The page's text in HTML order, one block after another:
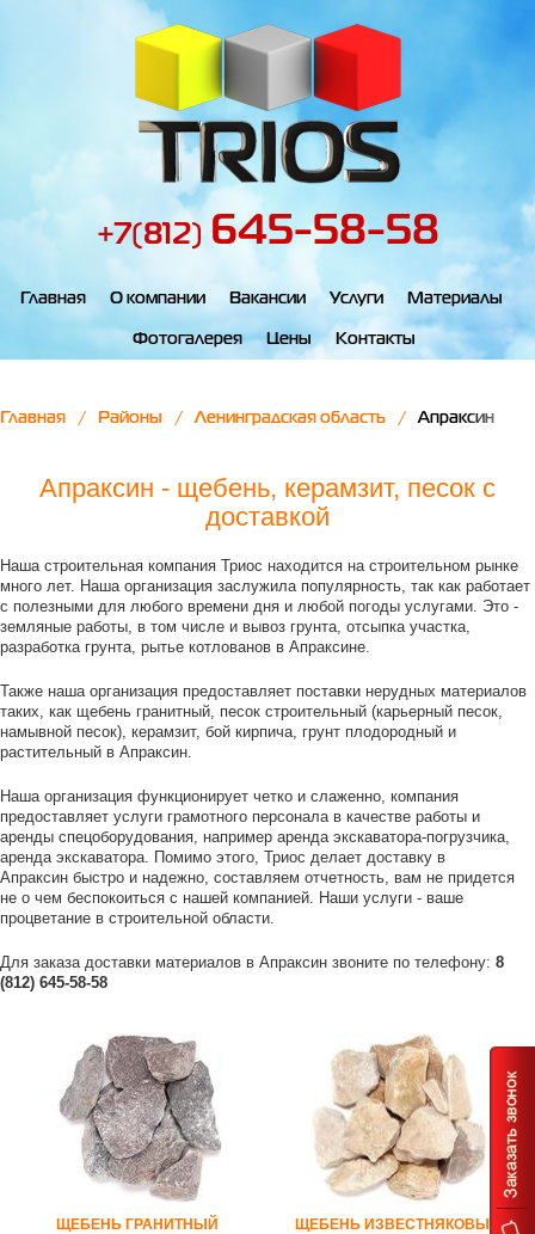
+7(812) 645-58-58
Главная О компании Вакансии Услуги Материалы
Фотогалерея Цены Контакты
Главная Районы Ленинградская область Апраксин
Апраксин - щебень, керамзит, песок с
доставкой
Наша строительная компания Триос находится на строительном рынке
много лет. Наша организация заслужила популярность, так как работает
с полезными для любого времени дня и любой погоды услугами. Это -
земляные работы, в том числе и вывоз грунта, отсыпка участка,
разработка грунта, рытье котлованов в Апраксине.
Также наша организация предоставляет поставки нерудных материалов
таких, как щебень гранитный, песок строительный (карьерный песок,
намывной песок), керамзит, бой кирпича, грунт плодородный и
растительный в Апраксин.
Наша организация функционирует четко и слаженно, компания
предоставляет услуги грамотного персонала в качестве работы и
аренды спецоборудования, например аренда экскаватора-погрузчика,
аренда экскаватора. Помимо этого, Триос делает доставку в
Апраксин быстро и надежно, составляем отчетность, вам не придется
не о чем беспокоиться с нашей компанией. Наши услуги - ваше
процветание в строительной области.
Для заказа доставки материалов в Апраксин звоните по телефону: 8
(812) 645-58-58
ЩЕБЕНЬ ГРАНИТНЫЙ ЩЕБЕНЬ ИЗВЕСТНЯКОВЫЙ